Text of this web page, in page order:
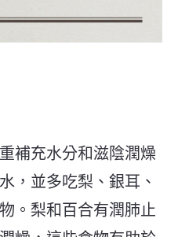
補充水分和滋陰潤燥
，並多吃梨、銀耳、
。梨和百合有潤肺止